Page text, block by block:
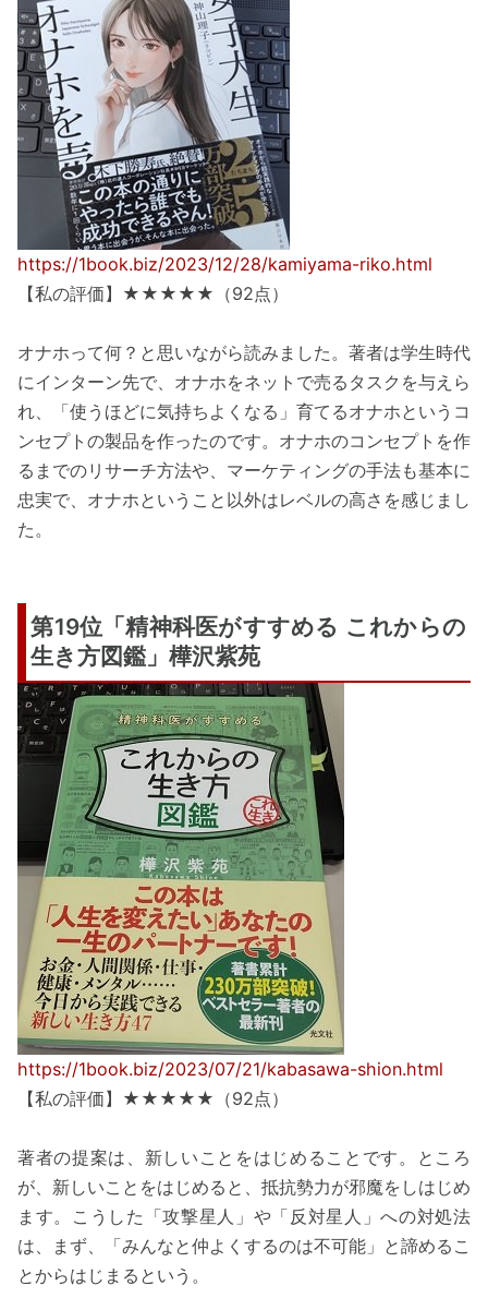
https://1book.biz/2023/12/28/kamiyama-riko.html
【私の評価】★★★★★（92点）
オナホって何？と思いながら読みました。著者は学生時代
にインターン先で、オナホをネットで売るタスクを与えら
れ、「使うほどに気持ちよくなる」育てるオナホというコ
ンセプトの製品を作ったのです。オナホのコンセプトを作
るまでのリサーチ方法や、マーケティングの手法も基本に
忠実で、オナホということ以外はレベルの高さを感じまし
た。
第19位「精神科医がすすめる これからの
生き方図鑑」樺沢紫苑
https://1book.biz/2023/07/21/kabasawa-shion.html
【私の評価】★★★★★（92点）
著者の提案は、新しいことをはじめることです。ところ
が、新しいことをはじめると、抵抗勢力が邪魔をしはじめ
ます。こうした「攻撃星人」や「反対星人」への対処法
は、まず、「みんなと仲よくするのは不可能」と諦めるこ
とからはじまるという。